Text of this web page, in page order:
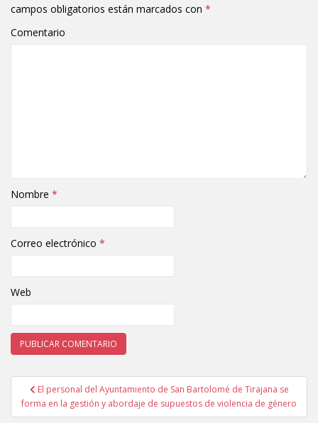
campos obligatorios están marcados con *
Comentario
Nombre *
Correo electrónico *
Web
Navegación de entradas
El personal del Ayuntamiento de San Bartolomé de Tirajana se
forma en la gestión y abordaje de supuestos de violencia de género